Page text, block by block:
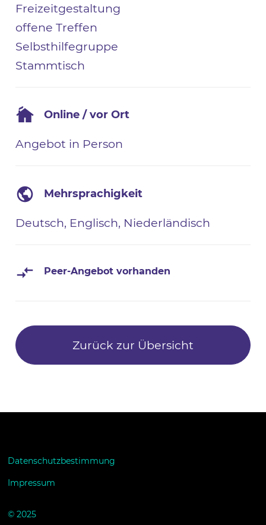
Freizeitgestaltung
offene Treffen
Selbsthilfegruppe
Stammtisch
Online / vor Ort
Angebot in Person
Mehrsprachigkeit
Deutsch, Englisch, Niederländisch
Peer-Angebot vorhanden
Zurück zur Übersicht
© 2025
Datenschutzbestimmung
Impressum